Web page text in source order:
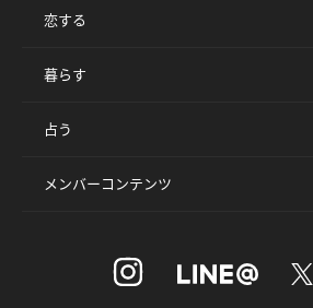
恋する
暮らす
占う
メンバーコンテンツ